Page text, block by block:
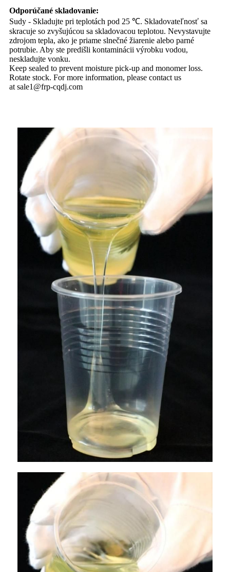
Odporúčané skladovanie:
Sudy - Skladujte pri teplotách pod 25 ℃. Skladovateľnosť sa
skracuje so zvyšujúcou sa skladovacou teplotou. Nevystavujte
zdrojom tepla, ako je priame slnečné žiarenie alebo parné
potrubie. Aby ste predišli kontaminácii výrobku vodou,
neskladujte vonku.
Keep sealed to prevent moisture pick-up and monomer loss.
Rotate stock. For more information, please contact us
at sale1@frp-cqdj.com